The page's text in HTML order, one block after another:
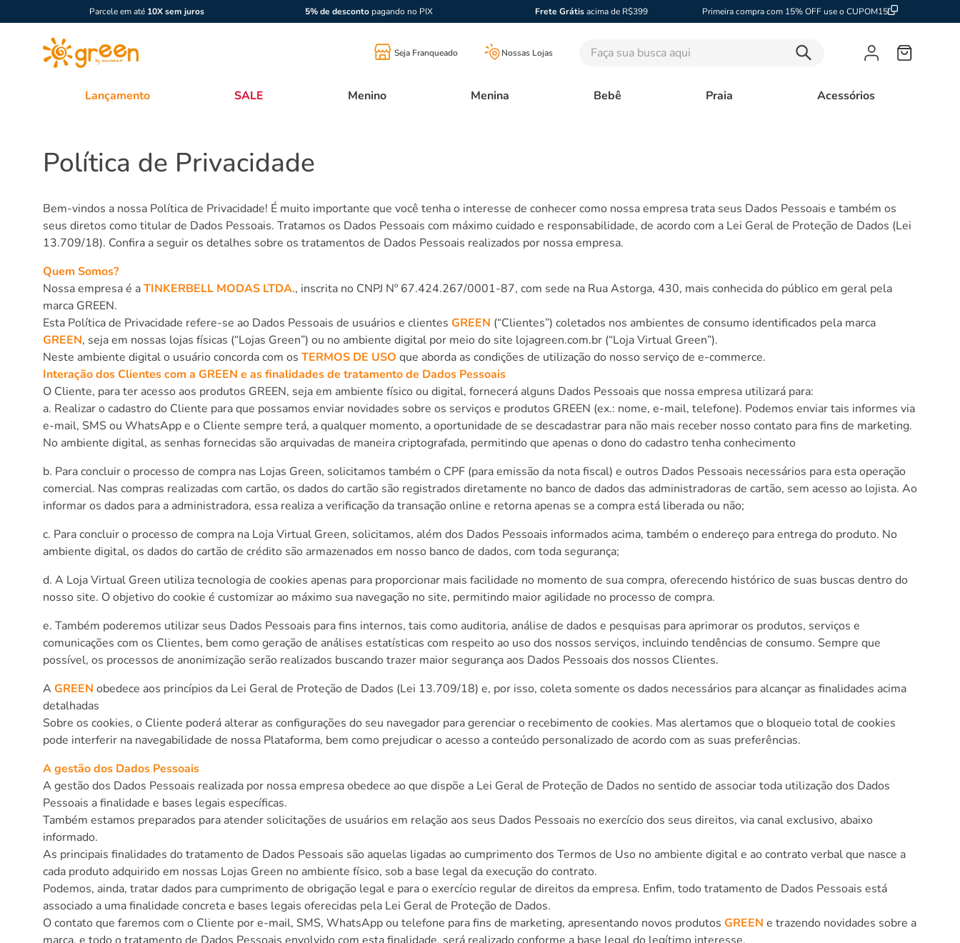
Parcele em até 10X sem juros 5% de descontopagando no PIX Frete Grátisacima de R$399 Primeira compra com 15% OFF use o CUPOM15
Seja Franqueado Nossas Lojas Faça sua busca aqui
Lançamento SALE Menino Menina Bebê Praia Acessórios
Política de Privacidade
Bem-vindos a nossa Política de Privacidade! É muito importante que você tenha o interesse de conhecer como nossa empresa trata seus Dados Pessoais e também os
seus diretos como titular de Dados Pessoais. Tratamos os Dados Pessoais com máximo cuidado e responsabilidade, de acordo com a Lei Geral de Proteção de Dados (Lei
13.709/18). Confira a seguir os detalhes sobre os tratamentos de Dados Pessoais realizados por nossa empresa.
Quem Somos?
Nossa empresa é aTINKERBELL MODAS LTDA., inscrita no CNPJ Nº 67.424.267/0001-87, com sede na Rua Astorga, 430, mais conhecida do público em geral pela
marca GREEN.
Esta Política de Privacidade refere-se ao Dados Pessoais de usuários e clientes GREEN (“Clientes”) coletados nos ambientes de consumo identificados pela marca
GREEN, seja em nossas lojas físicas (“Lojas Green”) ou no ambiente digital por meio do site lojagreen.com.br (“Loja Virtual Green”).
Neste ambiente digital o usuário concorda com os TERMOS DE USO que aborda as condições de utilização do nosso serviço de e-commerce.
Interação dos Clientes com a GREEN e as finalidades de tratamento de Dados Pessoais
O Cliente, para ter acesso aos produtos GREEN, seja em ambiente físico ou digital, fornecerá alguns Dados Pessoais que nossa empresa utilizará para:
a. Realizar o cadastro do Cliente para que possamos enviar novidades sobre os serviços e produtos GREEN (ex.: nome, e-mail, telefone). Podemos enviar tais informes via
e-mail, SMS ou WhatsApp e o Cliente sempre terá, a qualquer momento, a oportunidade de se descadastrar para não mais receber nosso contato para fins de marketing.
No ambiente digital, as senhas fornecidas são arquivadas de maneira criptografada, permitindo que apenas o dono do cadastro tenha conhecimento
b. Para concluir o processo de compra nas Lojas Green, solicitamos também o CPF (para emissão da nota fiscal) e outros Dados Pessoais necessários para esta operação
comercial. Nas compras realizadas com cartão, os dados do cartão são registrados diretamente no banco de dados das administradoras de cartão, sem acesso ao lojista. Ao
informar os dados para a administradora, essa realiza a verificação da transação online e retorna apenas se a compra está liberada ou não;
c. Para concluir o processo de compra na Loja Virtual Green, solicitamos, além dos Dados Pessoais informados acima, também o endereço para entrega do produto. No
ambiente digital, os dados do cartão de crédito são armazenados em nosso banco de dados, com toda segurança;
d. A Loja Virtual Green utiliza tecnologia de cookies apenas para proporcionar mais facilidade no momento de sua compra, oferecendo histórico de suas buscas dentro do
nosso site. O objetivo do cookie é customizar ao máximo sua navegação no site, permitindo maior agilidade no processo de compra.
e. Também poderemos utilizar seus Dados Pessoais para fins internos, tais como auditoria, análise de dados e pesquisas para aprimorar os produtos, serviços e
comunicações com os Clientes, bem como geração de análises estatísticas com respeito ao uso dos nossos serviços, incluindo tendências de consumo. Sempre que
possível, os processos de anonimização serão realizados buscando trazer maior segurança aos Dados Pessoais dos nossos Clientes.
A GREEN obedece aos princípios da Lei Geral de Proteção de Dados (Lei 13.709/18) e, por isso, coleta somente os dados necessários para alcançar as finalidades acima
detalhadas
Sobre os cookies, o Cliente poderá alterar as configurações do seu navegador para gerenciar o recebimento de cookies. Mas alertamos que o bloqueio total de cookies
pode interferir na navegabilidade de nossa Plataforma, bem como prejudicar o acesso a conteúdo personalizado de acordo com as suas preferências.
A gestão dos Dados Pessoais
A gestão dos Dados Pessoais realizada por nossa empresa obedece ao que dispõe a Lei Geral de Proteção de Dados no sentido de associar toda utilização dos Dados
Pessoais a finalidade e bases legais específicas.
Também estamos preparados para atender solicitações de usuários em relação aos seus Dados Pessoais no exercício dos seus direitos, via canal exclusivo, abaixo
informado.
As principais finalidades do tratamento de Dados Pessoais são aquelas ligadas ao cumprimento dos Termos de Uso no ambiente digital e ao contrato verbal que nasce a
cada produto adquirido em nossas Lojas Green no ambiente físico, sob a base legal da execução do contrato.
Podemos, ainda, tratar dados para cumprimento de obrigação legal e para o exercício regular de direitos da empresa. Enfim, todo tratamento de Dados Pessoais está
associado a uma finalidade concreta e bases legais oferecidas pela Lei Geral de Proteção de Dados.
O contato que faremos com o Cliente por e-mail, SMS, WhatsApp ou telefone para fins de marketing, apresentando novos produtos GREEN e trazendo novidades sobre a